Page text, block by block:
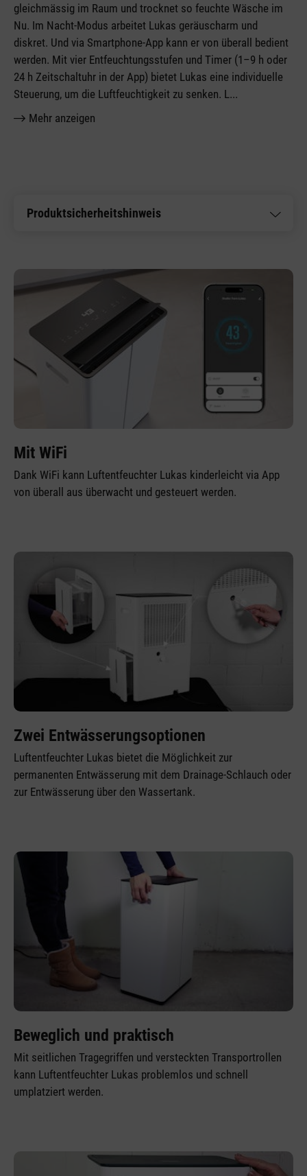
gleichmässig im Raum und trocknet so feuchte Wäsche im
Nu. Im Nacht-Modus arbeitet Lukas geräuscharm und
diskret. Und via Smartphone-App kann er von überall bedient
werden. Mit vier Entfeuchtungsstufen und Timer (1–9 h oder
24 h Zeitschaltuhr in der App) bietet Lukas eine individuelle
Steuerung, um die Luftfeuchtigkeit zu senken. L ...
Mehr anzeigen
Produktsicherheitshinweis
Mit WiFi
Dank WiFi kann Luftentfeuchter Lukas kinderleicht via App
von überall aus überwacht und gesteuert werden.
Zwei Entwässerungsoptionen
Luftentfeuchter Lukas bietet die Möglichkeit zur
permanenten Entwässerung mit dem Drainage-Schlauch oder
zur Entwässerung über den Wassertank.
Beweglich und praktisch
Mit seitlichen Tragegriffen und versteckten Transportrollen
kann Luftentfeuchter Lukas problemlos und schnell
umplatziert werden.